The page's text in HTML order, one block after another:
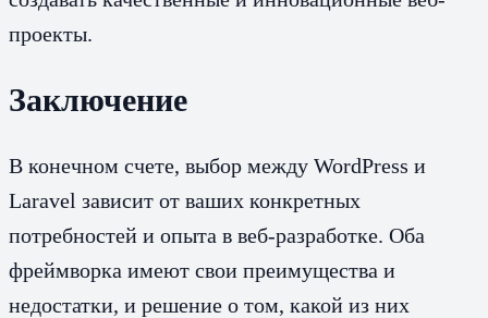
проекты.
Заключение
В конечном счете, выбор между WordPress и
Laravel зависит от ваших конкретных
потребностей и опыта в веб-разработке. Оба
фреймворка имеют свои преимущества и
недостатки, и решение о том, какой из них